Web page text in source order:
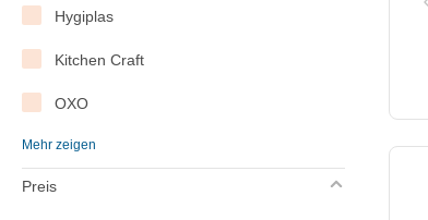
Hygiplas
Kitchen Craft
OXO
Saro
Vogue
Mehr zeigen
Preis